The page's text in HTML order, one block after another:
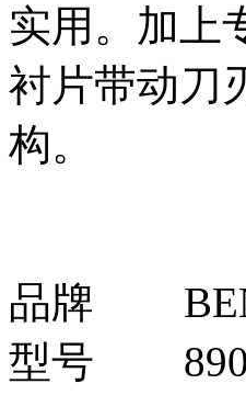
实用。加上
衬片带动刀
构。
品牌
型号